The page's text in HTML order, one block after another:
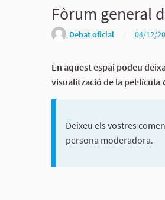
Fòrum general
Debat oficial 04/12/
En aquest espai podeu
visualització de la pel·lícula
Deixeu els vostres
persona moderadora.